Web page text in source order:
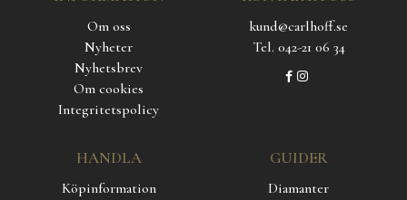
Om oss
Nyheter
Nyhetsbrev
Om cookies
Integritetspolicy
kund@carlhoff.se
Tel. 042-21 06 34
HANDLA
Köpinformation
GUIDER
Diamanter